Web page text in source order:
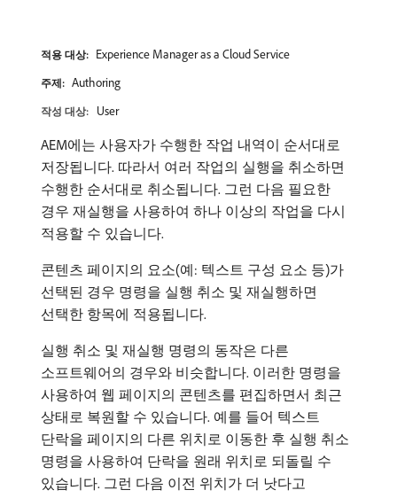
적용 대상: Experience Manager as a Cloud Service
주제: Authoring
작성 대상: User
AEM에는 사용자가 수행한 작업 내역이 순서대로
저장됩니다. 따라서 여러 작업의 실행을 취소하면
수행한 순서대로 취소됩니다. 그런 다음 필요한
경우 재실행을 사용하여 하나 이상의 작업을 다시
적용할 수 있습니다.
콘텐츠 페이지의 요소(예: 텍스트 구성 요소 등)가
선택된 경우 명령을 실행 취소 및 재실행하면
선택한 항목에 적용됩니다.
실행 취소 및 재실행 명령의 동작은 다른
소프트웨어의 경우와 비슷합니다. 이러한 명령을
사용하여 웹 페이지의 콘텐츠를 편집하면서 최근
상태로 복원할 수 있습니다. 예를 들어 텍스트
단락을 페이지의 다른 위치로 이동한 후 실행 취소
명령을 사용하여 단락을 원래 위치로 되돌릴 수
있습니다. 그런 다음 이전 위치가 더 낫다고